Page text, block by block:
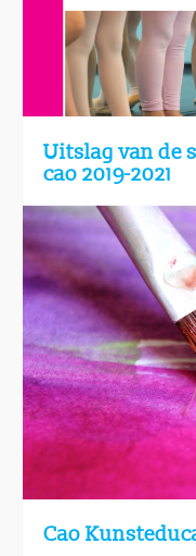
Uitslag van de
cao 2019-2021
Cao